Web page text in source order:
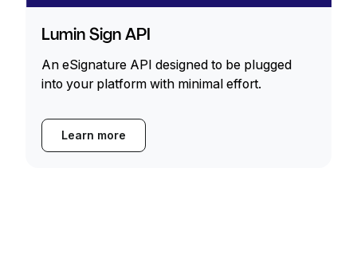
Lumin Sign API
An eSignature API designed to be plugged
into your platform with minimal effort.
Learn more